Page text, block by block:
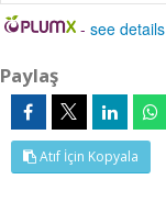
-see details
Paylaş
Atıf İçin Kopyala